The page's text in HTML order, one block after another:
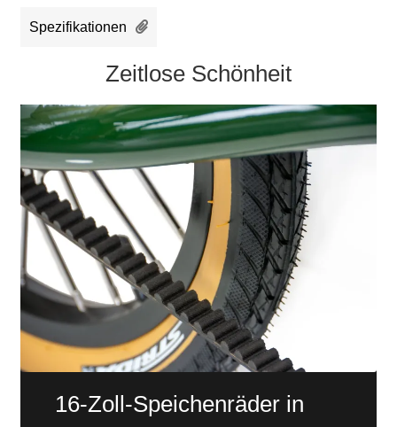
Spezifikationen
Zeitlose Schönheit
16-Zoll-Speichenräder in